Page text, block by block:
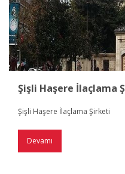
Şişli Haşere İlaçlama
Şişli Haşere İlaçlama Şirketi
Devamı